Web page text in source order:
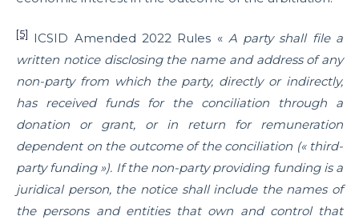
[5] ICSID Amended 2022 Rules « A party shall file a
written notice disclosing the name and address of any
non-party from which the party, directly or indirectly,
has received funds for the conciliation through a
donation or grant, or in return for remuneration
dependent on the outcome of the conciliation (« third-
party funding »). If the non-party providing funding is a
juridical person, the notice shall include the names of
the persons and entities that own and control that